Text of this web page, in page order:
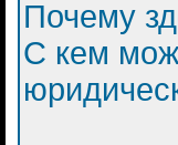
Почему
С кем